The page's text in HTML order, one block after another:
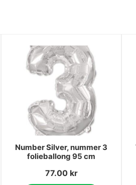
Number Silver, nummer 3
folieballong 95 cm
77.00 kr